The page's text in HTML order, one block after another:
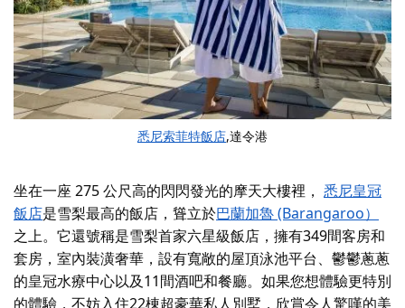
悉尼索菲特飯店,達令港
坐在一座 275 公尺高的閃閃發光的摩天大樓裡， 悉尼皇冠
飯店是雪梨最高的飯店，聳立於巴蘭加魯 (Barangaroo）
之上。它還號稱是雪梨首家六星級飯店，擁有349間客房和
套房，室內裝潢奢華，設有寬敞的屋頂泳池平台、鬱鬱蔥蔥
的皇冠水療中心以及11間酒吧和餐廳。如果您想體驗更特別
的體驗，不妨入住22棟超豪華私人別墅，欣賞令人驚嘆的美